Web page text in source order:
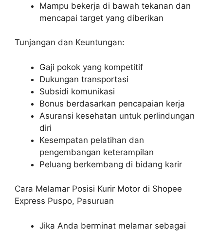
Mampu bekerja di bawah tekanan dan
mencapai target yang diberikan
Tunjangan dan Keuntungan:
Gaji pokok yang kompetitif
Dukungan transportasi
Subsidi komunikasi
Bonus berdasarkan pencapaian kerja
Asuransi kesehatan untuk perlindungan
diri
Kesempatan pelatihan dan
pengembangan keterampilan
Peluang berkembang di bidang karir
Cara Melamar Posisi Kurir Motor di Shopee
Express Puspo, Pasuruan
Jika Anda berminat melamar sebagai